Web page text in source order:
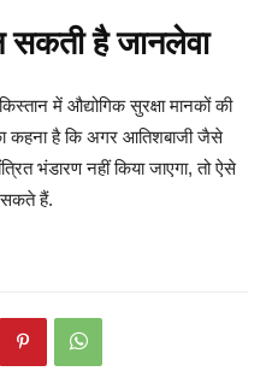
सकती है जानलेवा
में औद्योगिक सुरक्षा मानकों की
कहना है कि अगर आतिशबाजी जैसे
भंडारण नहीं किया जाएगा, तो ऐसे
सकते हैं.